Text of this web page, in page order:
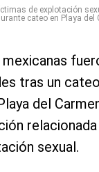
de explotación
cateo en Playa del
tras un
del
sexual.